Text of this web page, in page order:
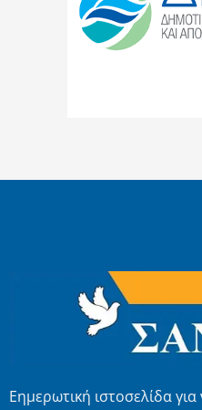
Εημερωτική ιστοσελίδα